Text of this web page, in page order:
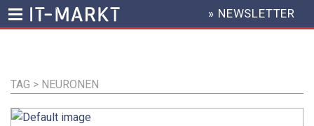
Inhalt
HEADER
MENU
» NEWSLETTER
TAG > NEURONEN